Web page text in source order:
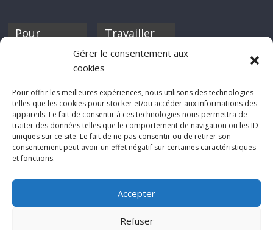
Gérer le consentement aux
cookies
Pour offrir les meilleures expériences, nous utilisons des technologies
telles que les cookies pour stocker et/ou accéder aux informations des
appareils. Le fait de consentir à ces technologies nous permettra de
traiter des données telles que le comportement de navigation ou les ID
uniques sur ce site. Le fait de ne pas consentir ou de retirer son
consentement peut avoir un effet négatif sur certaines caractéristiques
et fonctions.
Accepter
Refuser
Pour
discothèque
Travailler
Si tu souhaites
Rocknfool, n'hésite
pas à nous envoyer
tes chroniques de
concerts, de films,
séries ou des billets
d'humeur :
net